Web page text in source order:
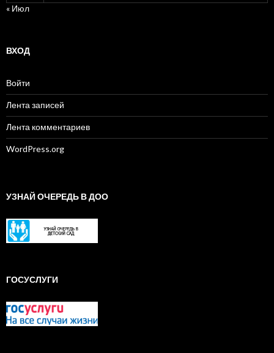
« Июл
ВХОД
Войти
Лента записей
Лента комментариев
WordPress.org
УЗНАЙ ОЧЕРЕДЬ В ДОО
ГОСУСЛУГИ